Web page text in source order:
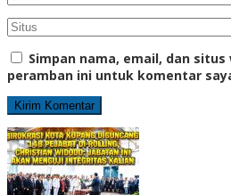
Simpan nama, email, dan situs
peramban ini untuk komentar